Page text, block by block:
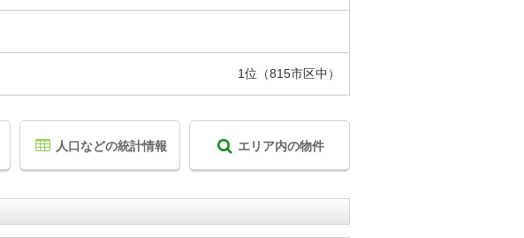
1位（815市区中）
人口などの統計情報 エリア内の物件